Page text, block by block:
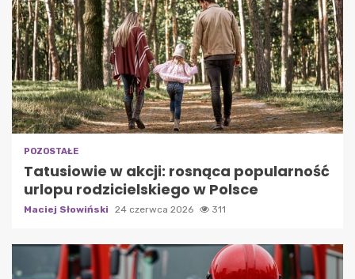
POZOSTAŁE
Tatusiowie w akcji: rosnąca popularność
urlopu rodzicielskiego w Polsce
Maciej Słowiński 24 czerwca 2026 311